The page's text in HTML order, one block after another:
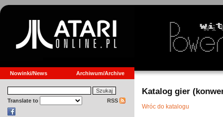
Nowinki/News Archiwum/Archive
Translate to RSS
Katalog gier
Wróc do katalogu